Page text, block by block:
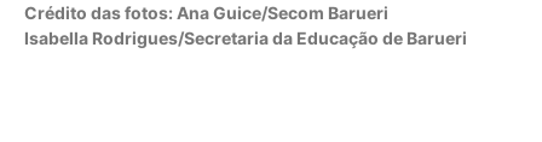
Crédito das fotos: Ana Guice/Secom Barueri
Isabella Rodrigues/Secretaria da Educação de Barueri